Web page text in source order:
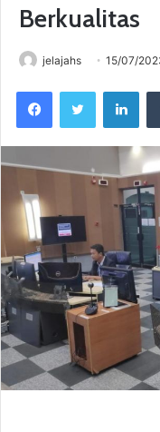
Berkualitas
jelajahs 15/07/